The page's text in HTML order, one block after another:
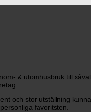
& utomhusbruk till såväl
och stor utställning kunna
favoritsten.